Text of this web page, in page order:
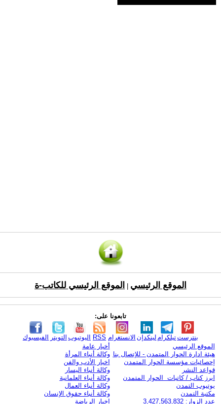
الموقع الرئيسي الموقع الرئيسي للكاتب-ة
تابعونا على:
الفيسبوك التويتر اليوتيوب RSS الانستغرام لينكدإن تيلكرامبنترست
الموقع الرئيسي
هيئة ادارة الحوار المتمدن - للإتصال بنا
إحصائيات مؤسسة الحوار المتمدن
قواعد النشر
ابرز كتاب / كاتبات الحوار المتمدن
يوتيوب التمدن
مكتبة التمدن
عدد الزوار: 3,427,563,832
أخبار عامة
وكالة أنباء المرأة
اخبار الأدب والفن
وكالة أنباء اليسار
وكالة أنباء العلمانية
وكالة أنباء العمال
وكالة أنباء حقوق الإنسان
اخبار الرياضة